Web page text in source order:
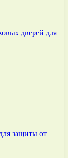
дверей для
защиты от